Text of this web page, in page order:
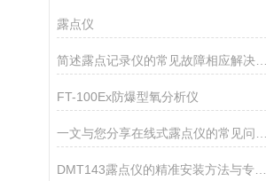
露点仪
简述露点记录仪的常见故障相应解决方法
FT-100Ex防爆型氧分析仪